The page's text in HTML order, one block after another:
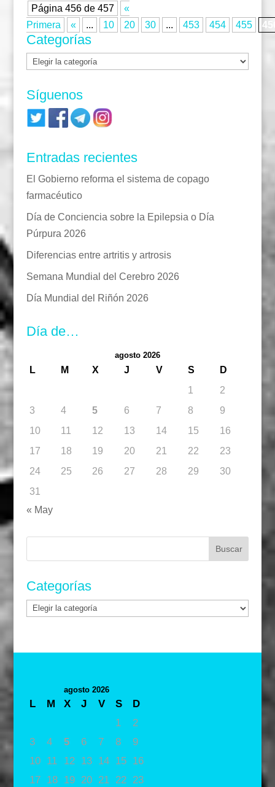
Página 456 de 457
«
Primera
« ... 10 20 30 ... 453 454 455
Categorías
Categorías
Síguenos
Entradas recientes
El Gobierno reforma el sistema de copago
farmacéutico
Día de Conciencia sobre la Epilepsia o Día
Púrpura 2026
Diferencias entre artritis y artrosis
Semana Mundial del Cerebro 2026
Día Mundial del Riñón 2026
Día de…
agosto 2026
L M X J V S
D
1
2
3
4 5 6 7 8
9
10
11 12 13 14 15
16
17
18 19 20 21 22
23
24
25 26 27 28 29
30
31
« May
Categorías
Categorías
agosto 2026
L M X J V S
D
1
2
3
4 5 6 7 8
9
10
11 12 13 14 15
16
17
18 19 20 21 22
23